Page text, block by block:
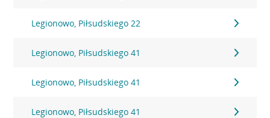
Legionowo, Piłsudskiego 22
Legionowo, Piłsudskiego 41
Legionowo, Piłsudskiego 41
Legionowo, Piłsudskiego 41